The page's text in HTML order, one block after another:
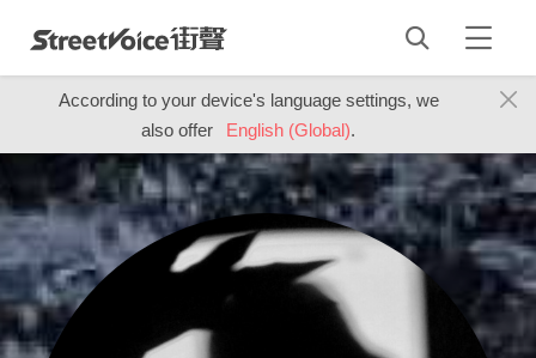
According to your device's language settings, we
also offer
English (Global).